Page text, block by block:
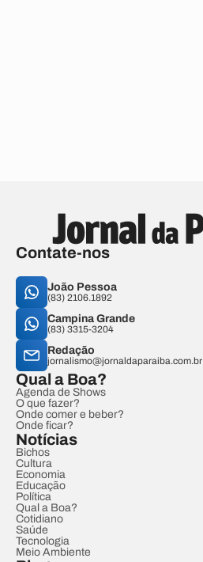
Contate-nos
João Pessoa
(83) 2106.1892
Campina Grande
(83) 3315-3204
Redação
jornalismo@jornaldaparaiba.com.br
Qual a Boa?
Agenda de Shows
O que fazer?
Onde comer e beber?
Onde ficar?
Notícias
Bichos
Cultura
Economia
Educação
Política
Qual a Boa?
Cotidiano
Saúde
Tecnologia
Meio Ambiente